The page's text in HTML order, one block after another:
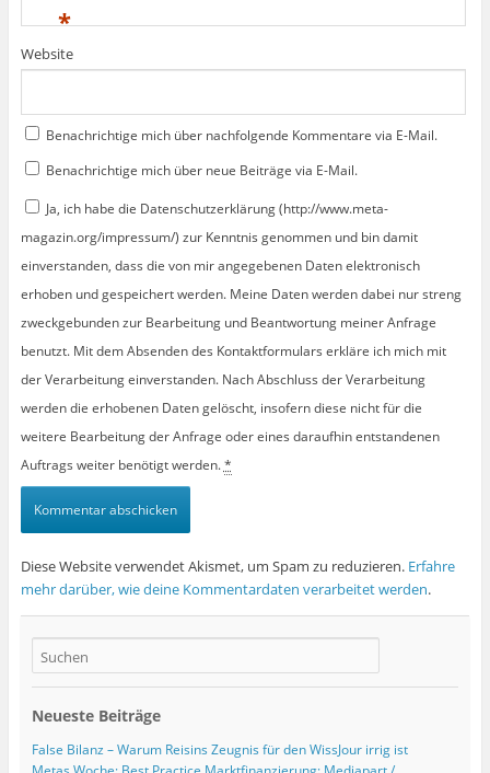
*
Website
Benachrichtige mich über nachfolgende Kommentare via E-Mail.
Benachrichtige mich über neue Beiträge via E-Mail.
Ja, ich habe die Datenschutzerklärung (http://www.meta-
magazin.org/impressum/) zur Kenntnis genommen und bin damit
einverstanden, dass die von mir angegebenen Daten elektronisch
erhoben und gespeichert werden. Meine Daten werden dabei nur streng
zweckgebunden zur Bearbeitung und Beantwortung meiner Anfrage
benutzt. Mit dem Absenden des Kontaktformulars erkläre ich mich mit
der Verarbeitung einverstanden. Nach Abschluss der Verarbeitung
werden die erhobenen Daten gelöscht, insofern diese nicht für die
weitere Bearbeitung der Anfrage oder eines daraufhin entstandenen
Auftrags weiter benötigt werden.*
Diese Website verwendet Akismet, um Spam zu reduzieren. Erfahre
mehr darüber, wie deine Kommentardaten verarbeitet werden.
Neueste Beiträge
False Bilanz – Warum Reisins Zeugnis für den WissJour irrig ist